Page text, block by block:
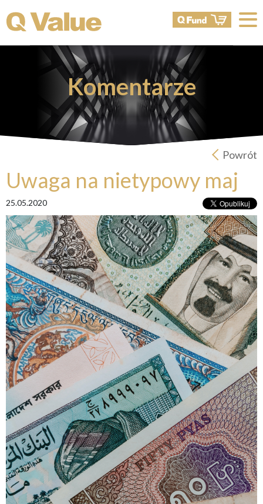
Komentarze
Powrót
Uwaga na nietypowy maj
25.05.2020